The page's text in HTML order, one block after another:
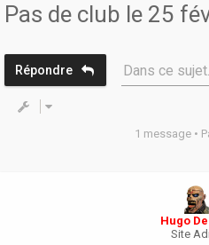
Pas de club le 25
Répondre Dans ce
1 message •
Hugo
Site